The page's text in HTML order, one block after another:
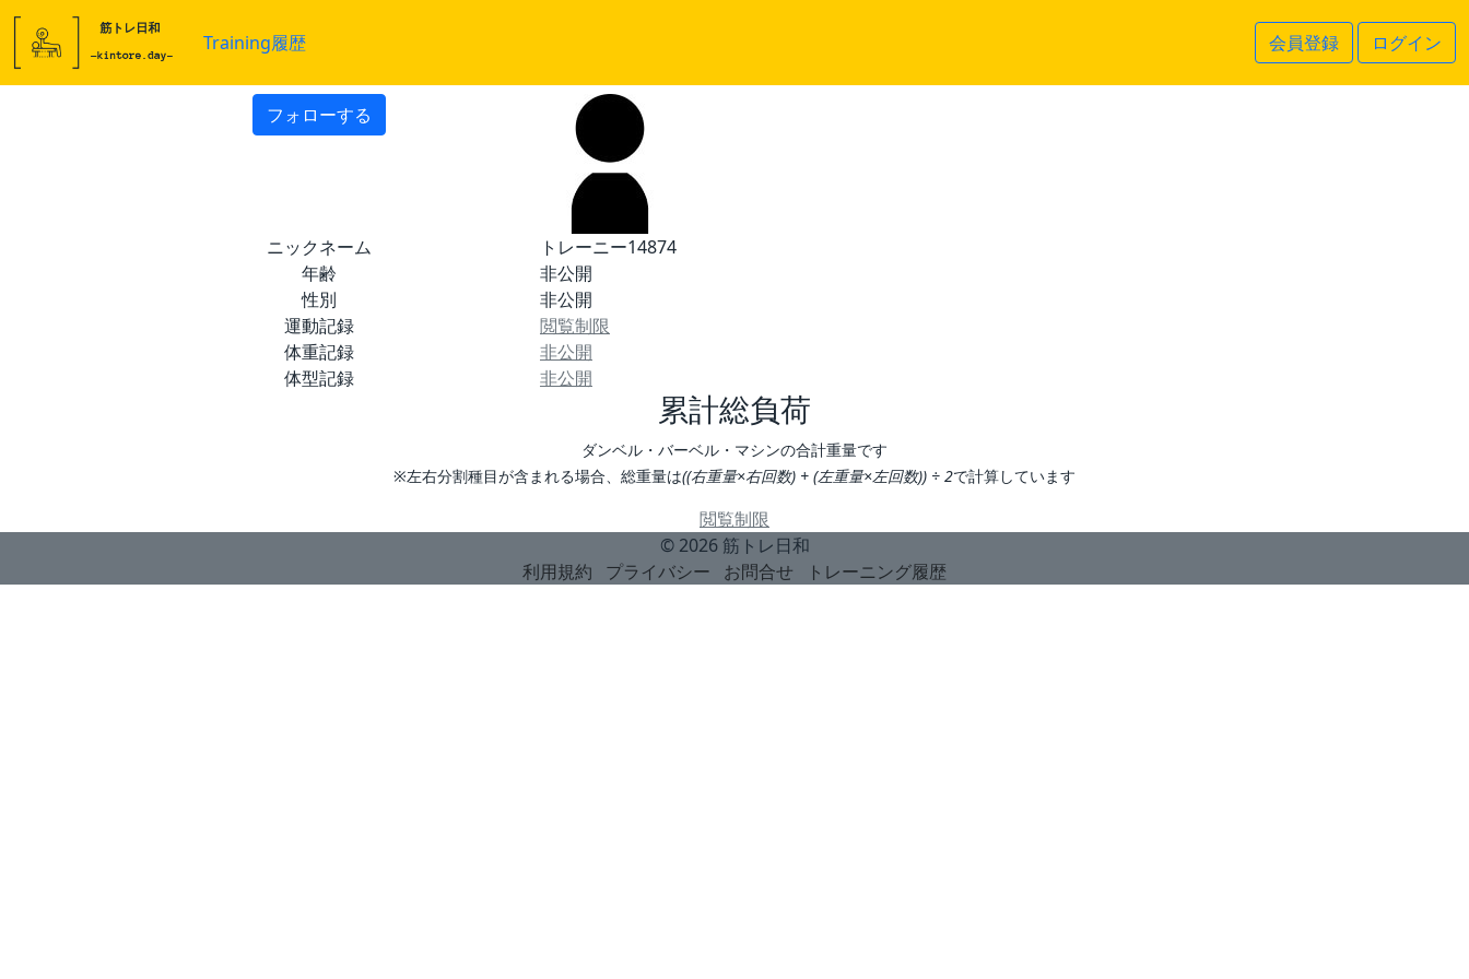
Training履歴 会員登録 ログイン
フォローする
ニックネーム
トレーニー14874
年齢
非公開
性別
非公開
運動記録
閲覧制限
体重記録
非公開
体型記録
非公開
累計総負荷
ダンベル・バーベル・マシンの合計重量です
※左右分割種目が含まれる場合、総重量は((右重量×右回数) + (左重量×左回数)) ÷ 2で計算しています
閲覧制限
© 2026 筋トレ日和
利用規約
プライバシー お問合せ トレーニング履歴